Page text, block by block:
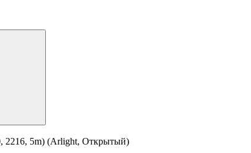
2216, 5m) (Arlight, Открытый)